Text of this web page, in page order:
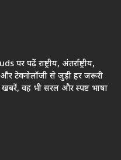
पर पढ़ें राष्ट्रीय, अंतर्राष्ट्रीय,
और टेक्नोलॉजी से जुड़ी हर जरूरी
वह भी सरल और स्पष्ट भाषा